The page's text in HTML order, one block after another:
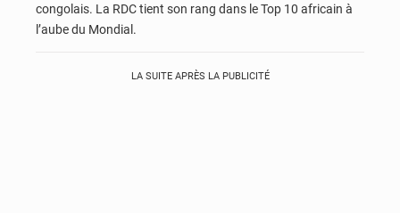
congolais. La RDC tient son rang dans le Top 10 africain à
l’aube du Mondial.
LA SUITE APRÈS LA PUBLICITÉ